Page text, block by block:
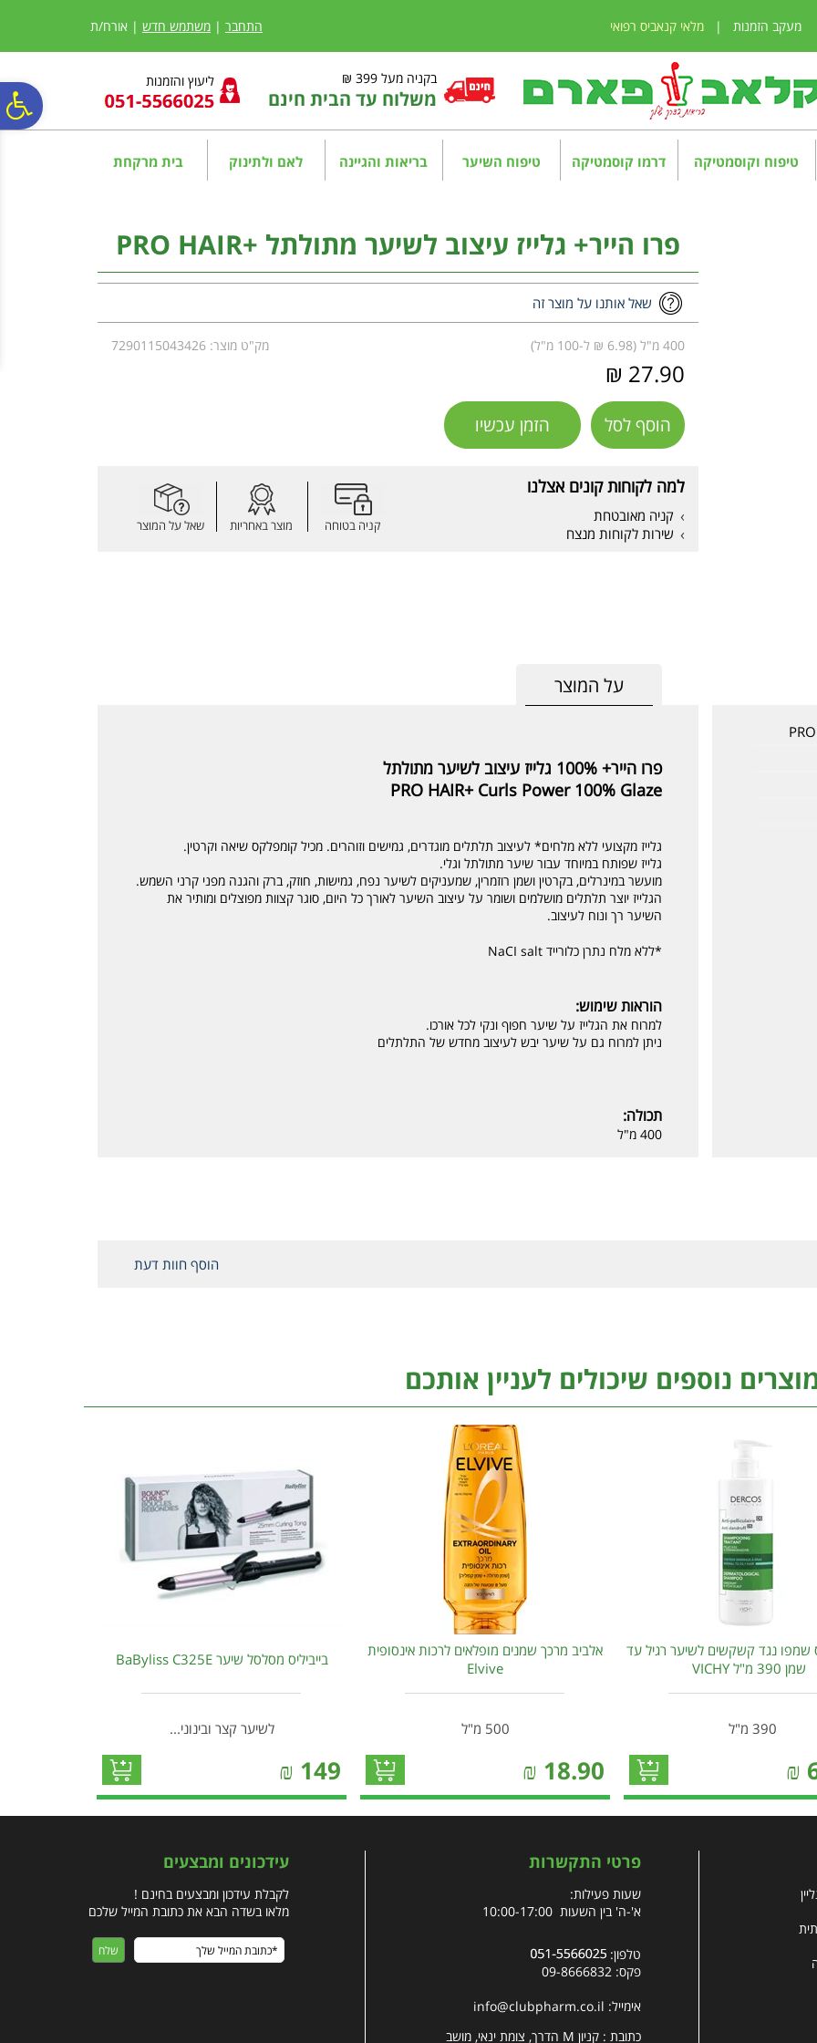
נגישות
אתר
המרכזי
מעקב הזמנות | מלאי קנאביס רפואי התחבר | משתמש חדש | אורח/ת
בקניה מעל 399 ₪
משלוח עד הבית חינם
ליעוץ והזמנות
טיפוח וקוסמטיקה דרמו קוסמטיקה טיפוח השיער בריאות והגיינה לאם ולתינוק בית מרקחת
פרו הייר+ גלייז עיצוב לשיער מתולתל +PRO HAIR
שאל אותנו על מוצר זה
400 מ"ל (6.98 ₪ ל-100 מ"ל) מק"ט מוצר: 7290115043426
27.90 ₪
הוסף לסל הזמן עכשיו
למה לקוחות קונים אצלנו
קניה מאובטחת
שירות לקוחות מנצח
קניה בטוחה מוצר באחריות שאל על המוצר
על המוצר
פרו הייר+ 100% גלייז עיצוב לשיער מתולתל
PRO HAIR+ Curls Power 100% Glaze
גלייז מקצועי ללא מלחים* לעיצוב תלתלים מוגדרים, גמישים וזוהרים. מכיל קומפלקס שיאה וקרטין.
גלייז שפותח במיוחד עבור שיער מתולתל וגלי.
מועשר במינרלים, בקרטין ושמן רוזמרין, שמעניקים לשיער נפח, גמישות, חוזק, ברק והגנה מפני קרני השמש.
הגלייז יוצר תלתלים מושלמים ושומר על עיצוב השיער לאורך כל היום, סוגר קצוות מפוצלים ומותיר את
השיער רך ונוח לעיצוב.
*ללא מלח נתרן כלורייד NaCI salt
הוראות שימוש:
למרוח את הגלייז על שיער חפוף ונקי לכל אורכו.
ניתן למרוח גם על שיער יבש לעיצוב מחדש של התלתלים
תכולה:
400 מ"ל
הוסף חוות דעת
נוספים שיכולים לעניין אותכם
שמפו נגד קשקשים לשיער רגיל עד
שמן 390 מ"ל VICHY
390 מ"ל
₪
אלביב מרכך שמנים מופלאים לרכות אינסופית
Elvive
500 מ"ל
18.90
₪
בייביליס מסלסל שיער BaByliss C325E
לשיער קצר ובינוני...
149
₪
פרטי התקשרות
שעות פעילות:
א'-ה' בין השעות 10:00-17:00
טלפון:
פקס: 09-8666832
אימייל: info@clubpharm.co.il
כתובת : קניון M הדרך, צומת ינאי, מושב
עידכונים ומבצעים
לקבלת עידכון ומבצעים בחינם !
מלאו בשדה הבא את כתובת המייל שלכם